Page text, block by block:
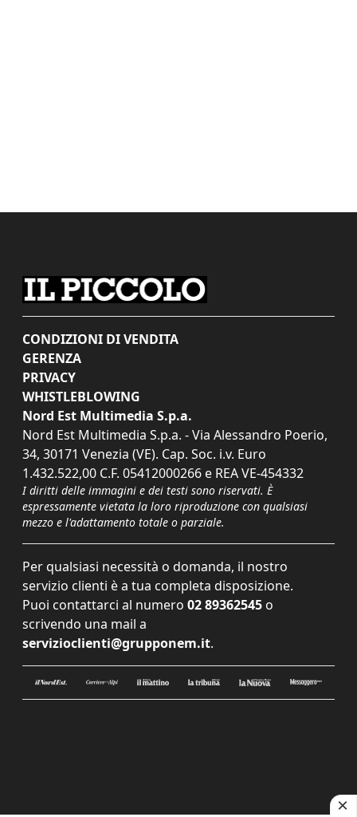
CONDIZIONI DI VENDITA
GERENZA
PRIVACY
WHISTLEBLOWING
Nord Est Multimedia S.p.a.
Nord Est Multimedia S.p.a. - Via Alessandro Poerio,
34, 30171 Venezia (VE). Cap. Soc. i.v. Euro
1.432.522,00 C.F. 05412000266 e REA VE-454332
I diritti delle immagini e dei testi sono riservati. È
espressamente vietata la loro riproduzione con qualsiasi
mezzo e l'adattamento totale o parziale.
Per qualsiasi necessità o domanda, il nostro
servizio clienti è a tua completa disposizione.
Puoi contattarci al numero 02 89362545 o
scrivendo una mail a
servizioclienti@grupponem.it.